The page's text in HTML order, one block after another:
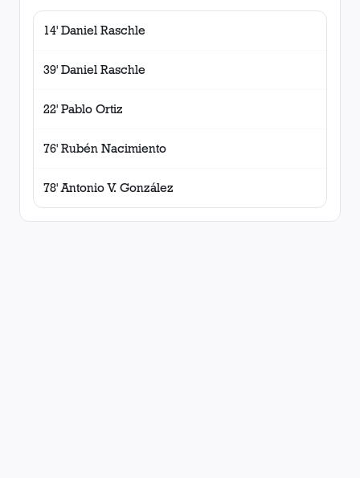
14' Daniel Raschle
39' Daniel Raschle
22' Pablo Ortiz
76' Rubén Nacimiento
78' Antonio V. González